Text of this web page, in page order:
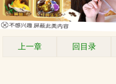
上一章 回目录